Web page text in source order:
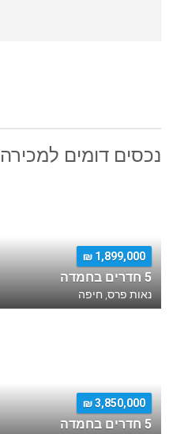
נכסים דומים למכירה
1,899,000 ₪
5 חדרים בחמדה
נאות פרס, חיפה
3,850,000 ₪
5 חדרים בחמדה